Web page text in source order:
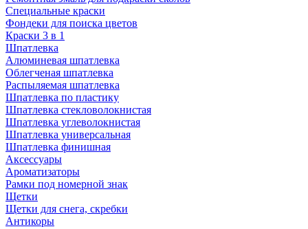
Специальные краски
Фондеки для поиска цветов
Краски 3 в 1
Шпатлевка
Алюминевая шпатлевка
Облегченая шпатлевка
Распыляемая шпатлевка
Шпатлевка по пластику
Шпатлевка стекловолокнистая
Шпатлевка углеволокнистая
Шпатлевка универсальная
Шпатлевка финишная
Аксессуары
Ароматизаторы
Рамки под номерной знак
Щетки
Щетки для снега, скребки
Антикоры